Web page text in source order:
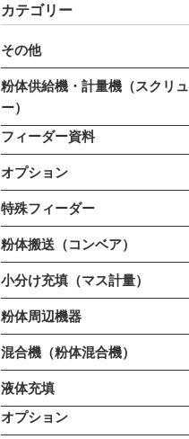
カテゴリー
その他
粉体供給機・計量機（スクリュ
ー）
フィーダー資料
オプション
特殊フィーダー
粉体搬送（コンベア）
小分け充填（マス計量）
粉体周辺機器
混合機（粉体混合機）
液体充填
オプション